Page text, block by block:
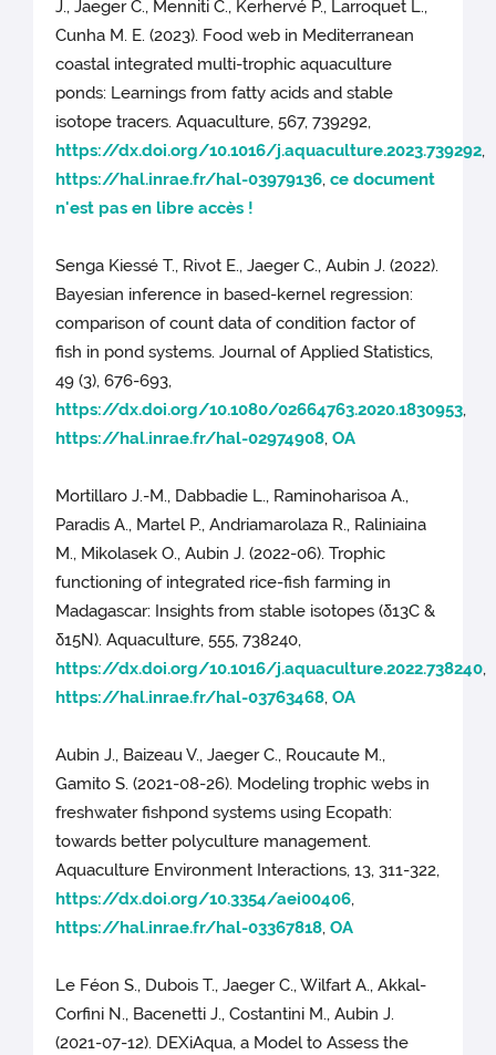
J., Jaeger C., Menniti C., Kerhervé P., Larroquet L.,
Cunha M. E. (2023). Food web in Mediterranean
coastal integrated multi-trophic aquaculture
ponds: Learnings from fatty acids and stable
isotope tracers. Aquaculture, 567, 739292,
https://dx.doi.org/10.1016/j.aquaculture.2023.739292,
https://hal.inrae.fr/hal-03979136,ce document
n'est pas en libre accès !
Senga Kiessé T., Rivot E., Jaeger C., Aubin J. (2022).
Bayesian inference in based-kernel regression:
comparison of count data of condition factor of
fish in pond systems. Journal of Applied Statistics,
49 (3), 676-693,
https://dx.doi.org/10.1080/02664763.2020.1830953,
https://hal.inrae.fr/hal-02974908,OA
Mortillaro J.-M., Dabbadie L., Raminoharisoa A.,
Paradis A., Martel P., Andriamarolaza R., Raliniaina
M., Mikolasek O., Aubin J. (2022-06). Trophic
functioning of integrated rice-fish farming in
Madagascar: Insights from stable isotopes (δ13C &
δ15N). Aquaculture, 555, 738240,
https://dx.doi.org/10.1016/j.aquaculture.2022.738240,
https://hal.inrae.fr/hal-03763468,OA
Aubin J., Baizeau V., Jaeger C., Roucaute M.,
Gamito S. (2021-08-26). Modeling trophic webs in
freshwater fishpond systems using Ecopath:
towards better polyculture management.
Aquaculture Environment Interactions, 13, 311-322,
https://dx.doi.org/10.3354/aei00406,
https://hal.inrae.fr/hal-03367818,OA
Le Féon S., Dubois T., Jaeger C., Wilfart A., Akkal-
Corfini N., Bacenetti J., Costantini M., Aubin J.
(2021-07-12). DEXiAqua, a Model to Assess the